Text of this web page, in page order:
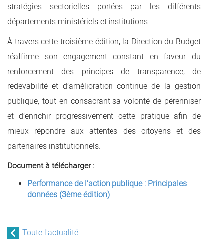
stratégies sectorielles portées par les différents
départements ministériels et institutions.
À travers cette troisième édition, la Direction du Budget
réaffirme son engagement constant en faveur du
renforcement des principes de transparence, de
redevabilité et d’amélioration continue de la gestion
publique, tout en consacrant sa volonté de pérenniser
et d’enrichir progressivement cette pratique afin de
mieux répondre aux attentes des citoyens et des
partenaires institutionnels.
Document à télécharger :
Performance de l’action publique : Principales
données (3ème édition)
Toute l'actualité